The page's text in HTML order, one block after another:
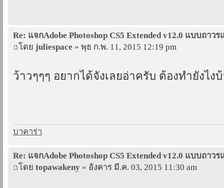
Re: แจกAdobe Photoshop CS5 Extended v12.0 แบบถาว
โดย juliespace » พุธ ก.พ. 11, 2015 12:19 pm
ว้าวๆๆๆ อยากได้จังเลยอ่าครับ ต้องทำยังไง
บาคาร่า
Re: แจกAdobe Photoshop CS5 Extended v12.0 แบบถาว
โดย topawakeny » อังคาร มี.ค. 03, 2015 11:30 am